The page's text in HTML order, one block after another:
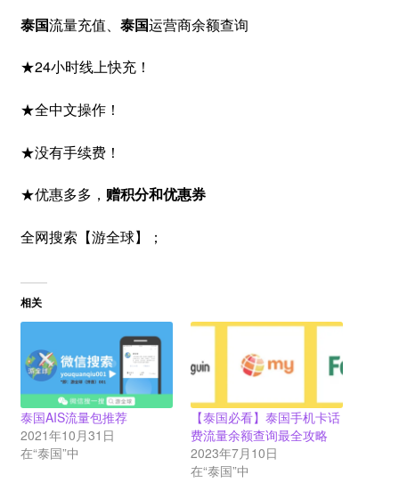
泰国流量充值、 泰国运营商余额查询
★24小时线上快充！
★全中文操作！
★没有手续费！
★优惠多多， 赠积分和优惠券
全网搜索【游全球】；
相关
泰国AIS流量包推荐
2021年10月31日
在“泰国”中
【泰国必看】泰国手机卡话
费流量余额查询最全攻略
2023年7月10日
在“泰国”中